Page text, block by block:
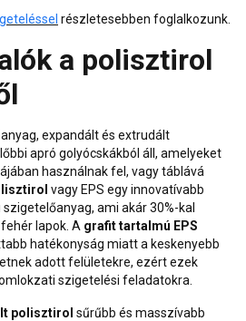
részletesebben foglalkozunk.
a polisztirol
expandáltés extrudált
apró golyócskákból áll, amelyeket
használnak fel, vagy táblává
vagy EPS egy innovatívabb
ami akár 30%-kal
lapok. A grafit tartalmú EPS
hatékonyság miatt a keskenyebb
adott felületekre, ezért ezek
szigetelési feladatokra.
polisztirol sűrűbb és masszívabb